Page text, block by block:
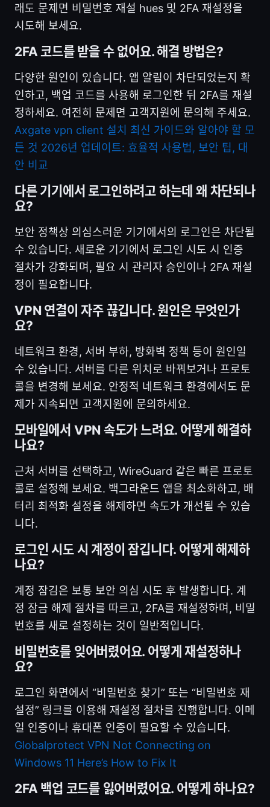
래도 문제면 비밀번호 재설 hues 및 2FA 재설정을
시도해 보세요.
2FA 코드를 받을 수 없어요. 해결 방법은?
다양한 원인이 있습니다. 앱 알림이 차단되었는지 확
인하고, 백업 코드를 사용해 로그인한 뒤 2FA를 재설
정하세요. 여전히 문제면 고객지원에 문의해 주세요.
Axgate vpn client 설치 최신 가이드와 알아야 할 모
든 것 2026년 업데이트: 효율적 사용법, 보안 팁, 대
안 비교
다른 기기에서 로그인하려고 하는데 왜 차단되나
요?
보안 정책상 의심스러운 기기에서의 로그인은 차단될
수 있습니다. 새로운 기기에서 로그인 시도 시 인증
절차가 강화되며, 필요 시 관리자 승인이나 2FA 재설
정이 필요합니다.
VPN 연결이 자주 끊깁니다. 원인은 무엇인가
요?
네트워크 환경, 서버 부하, 방화벽 정책 등이 원인일
수 있습니다. 서버를 다른 위치로 바꿔보거나 프로토
콜을 변경해 보세요. 안정적 네트워크 환경에서도 문
제가 지속되면 고객지원에 문의하세요.
모바일에서 VPN 속도가 느려요. 어떻게 해결하
나요?
근처 서버를 선택하고, WireGuard 같은 빠른 프로토
콜로 설정해 보세요. 백그라운드 앱을 최소화하고, 배
터리 최적화 설정을 해제하면 속도가 개선될 수 있습
니다.
로그인 시도 시 계정이 잠깁니다. 어떻게 해제하
나요?
계정 잠김은 보통 보안 의심 시도 후 발생합니다. 계
정 잠금 해제 절차를 따르고, 2FA를 재설정하며, 비밀
번호를 새로 설정하는 것이 일반적입니다.
비밀번호를 잊어버렸어요. 어떻게 재설정하나
요?
로그인 화면에서 “비밀번호 찾기” 또는 “비밀번호 재
설정” 링크를 이용해 재설정 절차를 진행합니다. 이메
일 인증이나 휴대폰 인증이 필요할 수 있습니다.
Globalprotect VPN Not Connecting on
Windows 11 Here’s How to Fix It
2FA 백업 코드를 잃어버렸어요. 어떻게 하나요?